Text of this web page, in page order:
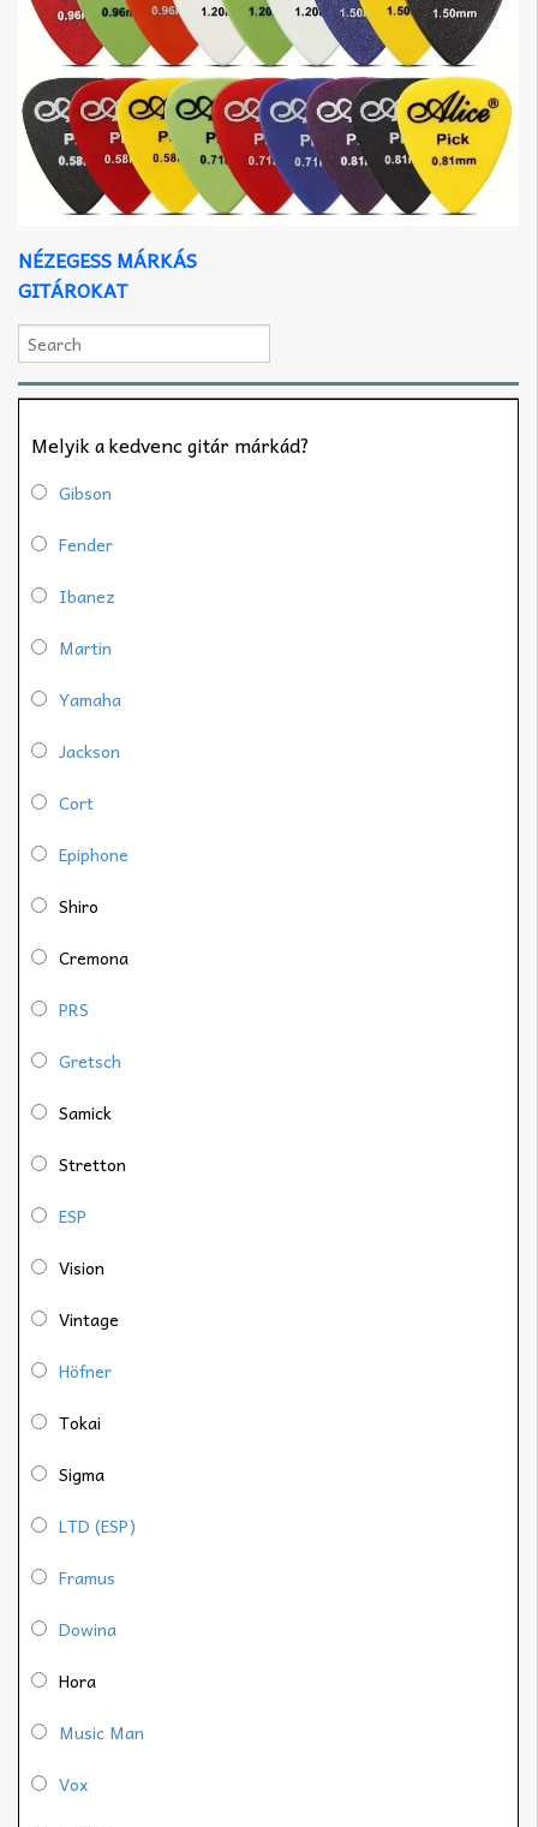
NÉZEGESS MÁRKÁS
GITÁROKAT
Melyik a kedvenc gitár márkád?
Gibson
Fender
Ibanez
Martin
Yamaha
Jackson
Cort
Epiphone
Shiro
Cremona
PRS
Gretsch
Samick
Stretton
ESP
Vision
Vintage
Höfner
Tokai
Sigma
LTD (ESP)
Framus
Dowina
Hora
Music Man
Vox